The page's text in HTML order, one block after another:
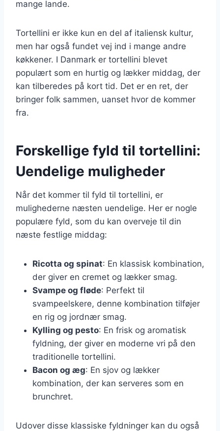
mange lande.
Tortellini er ikke kun en del af italiensk kultur,
men har også fundet vej ind i mange andre
køkkener. I Danmark er tortellini blevet
populært som en hurtig og lækker middag, der
kan tilberedes på kort tid. Det er en ret, der
bringer folk sammen, uanset hvor de kommer
fra.
Forskellige fyld til tortellini:
Uendelige muligheder
Når det kommer til fyld til tortellini, er
mulighederne næsten uendelige. Her er nogle
populære fyld, som du kan overveje til din
næste festlige middag:
Ricotta og spinat: En klassisk kombination,
der giver en cremet og lækker smag.
Svampe og fløde: Perfekt til
svampeelskere, denne kombination tilføjer
en rig og jordnær smag.
Kylling og pesto: En frisk og aromatisk
fyldning, der giver en moderne vri på den
traditionelle tortellini.
Bacon og æg: En sjov og lækker
kombination, der kan serveres som en
brunchret.
Udover disse klassiske fyldninger kan du også